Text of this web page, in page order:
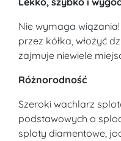
Nie wymaga
przez kółka, włożyć
zajmuje niewiele
Różnorodność
Szeroki wachlarz
podstawowych o
sploty diamentowe,